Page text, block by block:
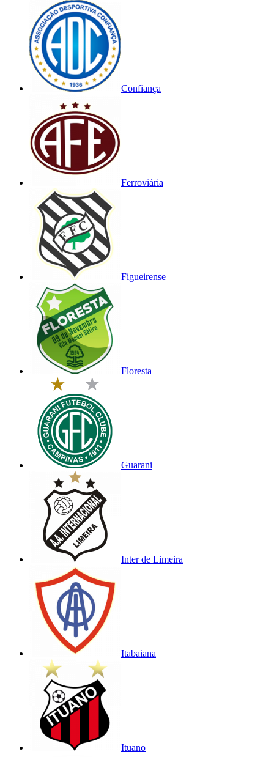
Confiança
Ferroviária
Figueirense
Floresta
Guarani
Inter de Limeira
Itabaiana
Ituano